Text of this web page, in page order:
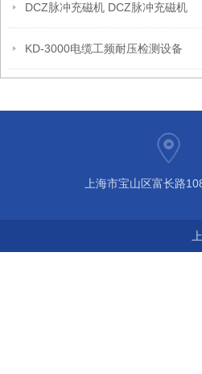
DCZ脉冲充磁机 DCZ脉冲充磁机
KD-3000电缆工频耐压检测设备
上海市宝山区富长路